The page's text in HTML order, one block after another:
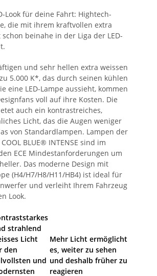
Look für deine Fahrt: Hightech-
die mit ihrem kraftvollen extra
beinahe in der Liga der LED-
und sehr hellen extra weissen
5.000 K*, das durch seinen kühlen
eine LED-Lampe aussieht, kommen
voll auf ihre Kosten. Die
auch ein kontrastreiches,
Licht, das die Augen weniger
von Standardlampen. Lampen der
BLUE® INTENSE sind im
ECE Mindestanforderungen um
Das moderne Design mit
(H4/H7/H8/H11/HB4) ist ideal für
und verleiht Ihrem Fahrzeug
Look.
strahlend
Licht
den
und
Mehr Licht ermöglicht
es, weiter zu sehen
und deshalb früher zu
reagieren